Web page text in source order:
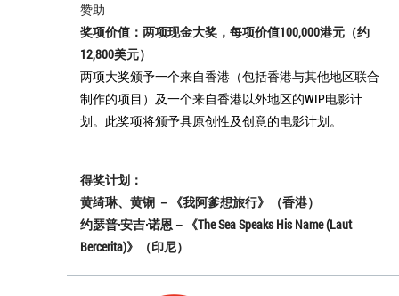
赞助
奖项价值：两项现金大奖，每项价值100,000港元（约
12,800美元）
两项大奖颁予一个来自香港（包括香港与其他地区联合
制作的项目）及一个来自香港以外地区的WIP电影计
划。此奖项将颁予具原创性及创意的电影计划。
得奖计划：
黄绮琳、黄锎 －《我阿爹想旅行》（香港）
约瑟普·安吉·诺恩－《The Sea Speaks His Name (Laut
Bercerita)》（印尼）